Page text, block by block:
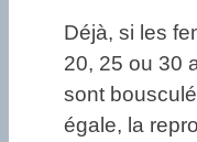
Déjà, si les
20, 25 ou 30
sont
égale, la